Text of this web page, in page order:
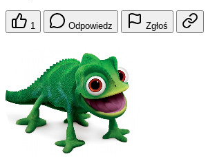
1 Odpowiedz Zgłoś